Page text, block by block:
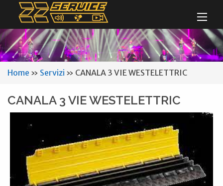
Home » Servizi » CANALA 3 VIE WESTELETTRIC
CANALA 3 VIE WESTELETTRIC